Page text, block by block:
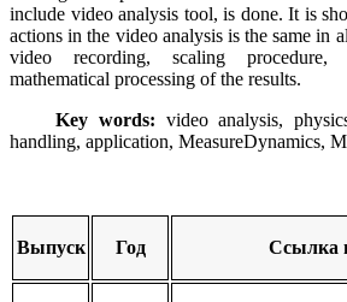
include video analysis tool, is done. It is
actions in the video analysis is the same in
video recording, scaling
mathematical processing of the results.
Key words: video analysis,
handling, application, MeasureDynamics,
Выпуск Год Ссылка